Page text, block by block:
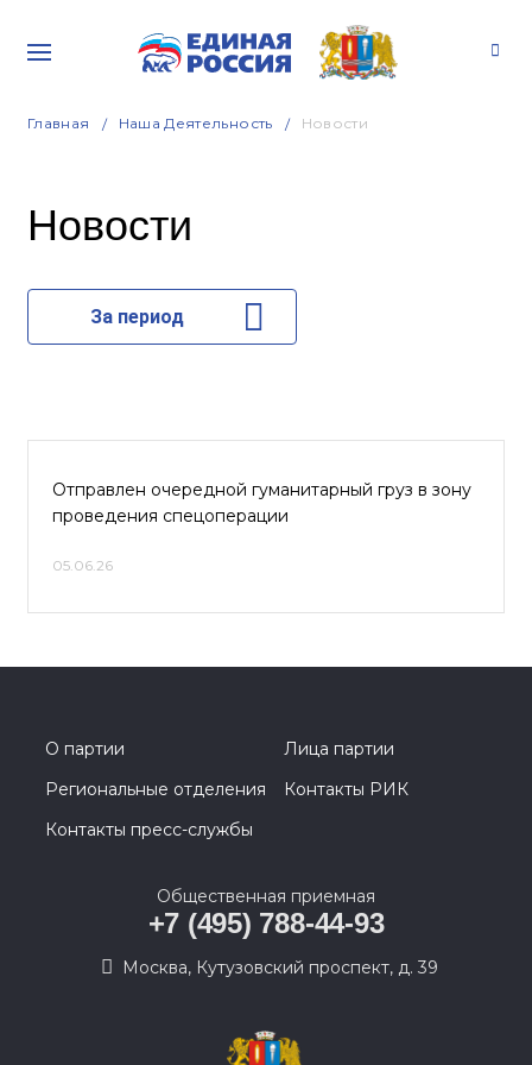
Главная Наша Деятельность Новости
Новости
За период
Отправлен очередной гуманитарный груз в зону
проведения спецоперации
05.06.26
О партии
Лица партии
Региональные отделения
Контакты РИК
Контакты пресс-службы
Общественная приемная
+7 (495) 788-44-93
Москва, Кутузовский проспект, д. 39